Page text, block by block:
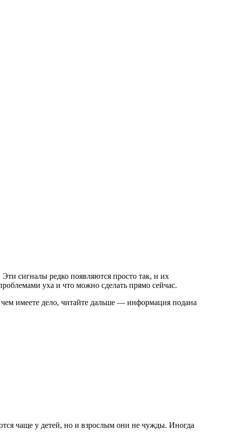
сигналы редко появляются просто так, и их
уха и что можно сделать прямо сейчас.
имеете дело, читайте дальше — информация подана
чаще у детей, но и взрослым они не чужды. Иногда